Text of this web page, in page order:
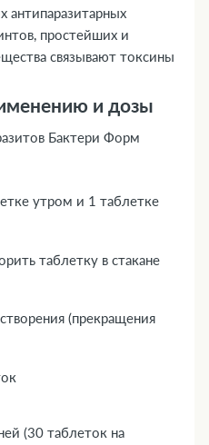
простейших и
связывают токсины
и дозы
Бактери Форм
утром и 1 таблетке
таблетку в стакане
(прекращения
(30 таблеток на